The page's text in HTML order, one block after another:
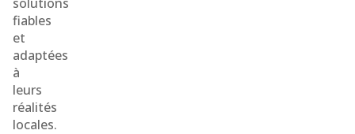
fiables
et
adaptées
à
leurs
réalités
locales.